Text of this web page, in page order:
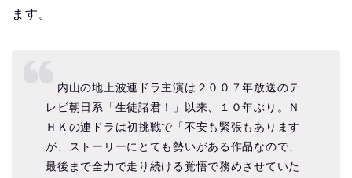
ます。
内山の地上波連ドラ主演は２００７年放送のテ
レビ朝日系「生徒諸君！」以来、１０年ぶり。Ｎ
ＨＫの連ドラは初挑戦で「不安も緊張もあります
が、ストーリーにとても勢いがある作品なので、
最後まで全力で走り続ける覚悟で務めさせていた